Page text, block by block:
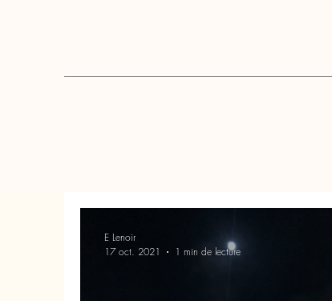
E Lenoir
17 oct. 2021
1 min de lecture